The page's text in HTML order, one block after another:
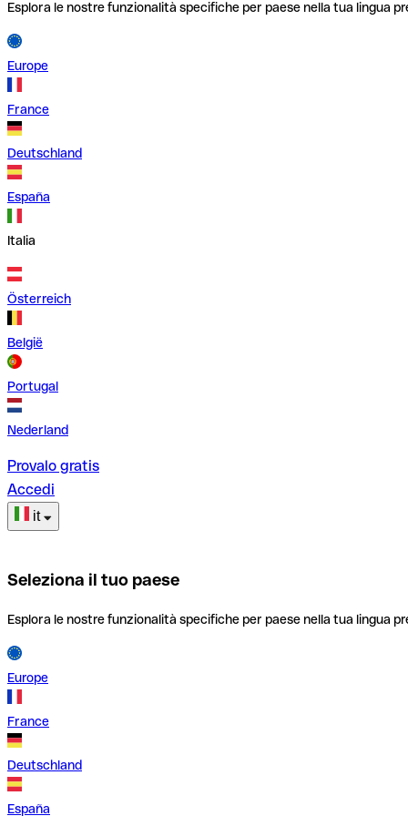
Esplora le nostre funzionalità specifiche per paese nella tua lingua
Europe
France
Deutschland
España
Italia
Österreich
België
Portugal
Nederland
Provalo gratis
Accedi
it
Seleziona il tuo paese
Esplora le nostre funzionalità specifiche per paese nella tua lingua
Europe
France
Deutschland
España